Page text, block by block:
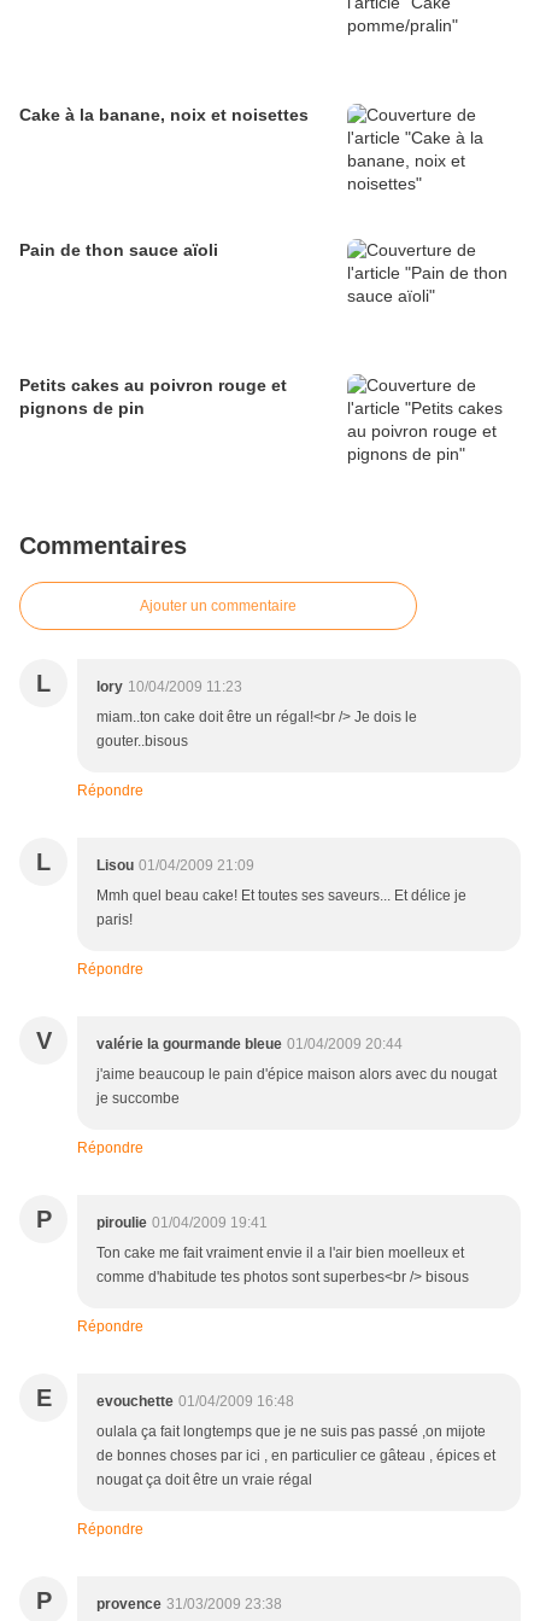
Cake à la banane, noix et noisettes
Pain de thon sauce aïoli
Petits cakes au poivron rouge et
pignons de pin
Commentaires
Ajouter un commentaire
L lory 10/04/2009 11:23
miam..ton cake doit être un régal!<br /> Je dois le
gouter..bisous
Répondre
L Lisou 01/04/2009 21:09
Mmh quel beau cake! Et toutes ses saveurs... Et délice je
paris!
Répondre
V valérie la gourmande bleue 01/04/2009 20:44
j'aime beaucoup le pain d'épice maison alors avec du nougat
je succombe
Répondre
P piroulie 01/04/2009 19:41
Ton cake me fait vraiment envie il a l'air bien moelleux et
comme d'habitude tes photos sont superbes<br /> bisous
Répondre
E evouchette 01/04/2009 16:48
oulala ça fait longtemps que je ne suis pas passé ,on mijote
de bonnes choses par ici , en particulier ce gâteau , épices et
nougat ça doit être un vraie régal
Répondre
P provence 31/03/2009 23:38